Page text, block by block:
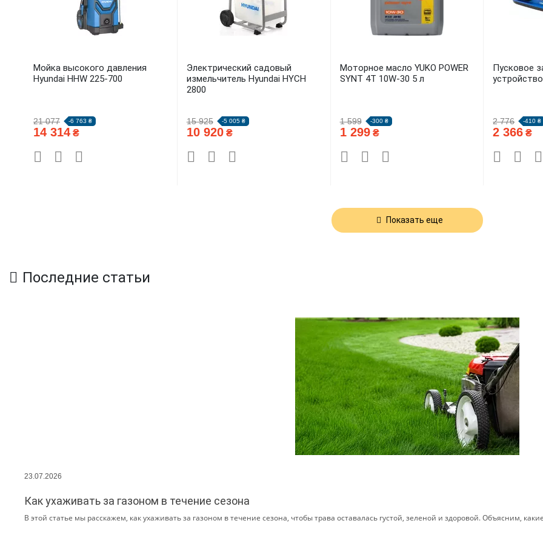
Мойка высокого давления
Hyundai HHW 225-700
21 077 -6 763 ₴
14 314₴
Электрический садовый
измельчитель Hyundai HYCH
2800
15 925 -5 005 ₴
10 920₴
Моторное масло YUKO POWER
SYNT 4T 10W-30 5 л
1 599 -300 ₴
1 299₴
Пусковое
2 776 -410 ₴
2 366₴
Показать еще
Последние статьи
23.07.2026
Как ухаживать за газоном в течение сезона
В этой статье мы расскажем, как ухаживать за газоном в течение сезона, чтобы трава оставалась густой, зеленой и здоровой. Объясним,